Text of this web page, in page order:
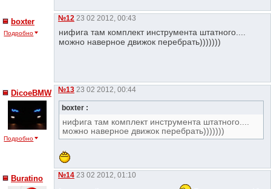
boxter
Подробно
№12 23 02 2012, 00:43
нифига там комплект инструмента штатного....
можно наверное движок перебрать)))))))
DicoeBMW
Подробно
№13 23 02 2012, 00:44
boxter :
нифига там комплект инструмента штатного....
можно наверное движок перебрать)))))))
Buratino №14 23 02 2012, 01:10